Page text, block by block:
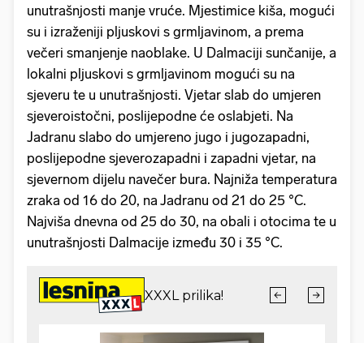
unutrašnjosti manje vruće. Mjestimice kiša, mogući
su i izraženiji pljuskovi s grmljavinom, a prema
večeri smanjenje naoblake. U Dalmaciji sunčanije, a
lokalni pljuskovi s grmljavinom mogući su na
sjeveru te u unutrašnjosti. Vjetar slab do umjeren
sjeveroistočni, poslijepodne će oslabjeti. Na
Jadranu slabo do umjereno jugo i jugozapadni,
poslijepodne sjeverozapadni i zapadni vjetar, na
sjevernom dijelu navečer bura. Najniža temperatura
zraka od 16 do 20, na Jadranu od 21 do 25 °C.
Najviša dnevna od 25 do 30, na obali i otocima te u
unutrašnjosti Dalmacije između 30 i 35 °C.